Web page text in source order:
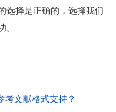
选择是正确的，选择我们
考文献格式支持？